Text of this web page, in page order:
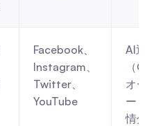
Facebook、
Instagram、
Twitter、
YouTube
AI返
（
オー
ート
情分